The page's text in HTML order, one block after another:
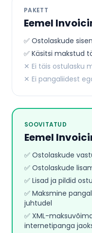
PAKETT
Eemel
✅ Ostolaskude
✅ Käsitsi makstud
✕ Ei täis ostulasku
✕ Ei pangaliidest
SOOVITATUD
Eemel
✅ Ostolaskude
✅ Ostolaskude
✅ Lisad ja pildid
✅ Maksmine
juhtudel
✅ XML-
internetipanga